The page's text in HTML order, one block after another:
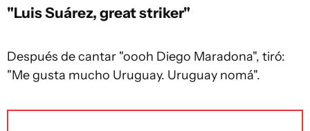
"Luis Suárez, great striker"
Después de cantar "oooh Diego Maradona", tiró:
"Me gusta mucho Uruguay. Uruguay nomá".